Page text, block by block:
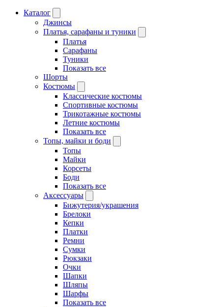
Каталог
Джинсы
Платья, сарафаны и туники
Платья
Сарафаны
Туники
Показать все
Шорты
Костюмы
Классические костюмы
Спортивные костюмы
Трикотажные костюмы
Летние костюмы
Показать все
Топы, майки и боди
Топы
Майки
Корсеты
Боди
Показать все
Аксессуары
Бижутерия/украшения
Брелоки
Кепки
Платки
Ремни
Сумки
Рюкзаки
Очки
Шапки
Шляпы
Шарфы
Показать все